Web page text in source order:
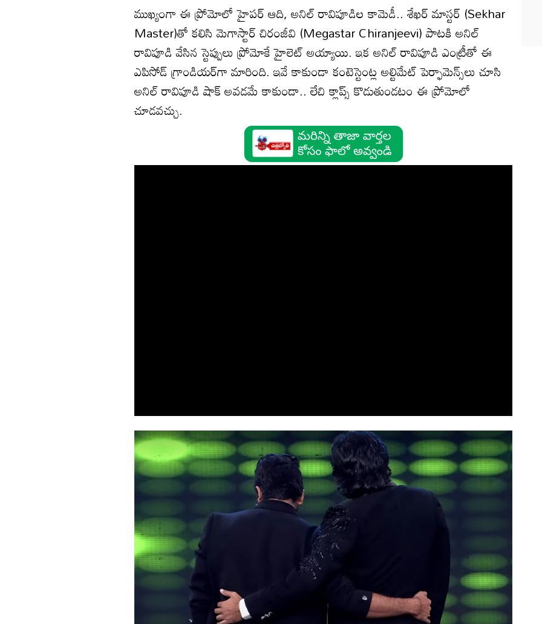
ముఖ్యంగా ఈ ప్రోమోలో హైపర్ ఆది, అనిల్ రావిపూడిల కామెడీ.. శేఖర్ మాస్టర్‌ (Sekhar
Master)తో కలిసి మెగాస్టార్ చిరంజీవి (Megastar Chiranjeevi) పాటకి అనిల్
రావిపూడి వేసిన స్టెప్పులు ప్రోమోకే హైలెట్ అయ్యాయి. ఇక అనిల్ రావిపూడి ఎంట్రీతో ఈ
ఎపిసోడ్ గ్రాండియర్‌గా మారింది. ఇవే కాకుండా కంటెస్టెంట్ల అల్టిమేట్ పెర్ఫామెన్స్‌లు చూసి
అనిల్ రావిపూడి షాక్ అవడమే కాకుండా.. లేచి క్లాప్స్ కొడుతుండటం ఈ ప్రోమోలో
చూడవచ్చు.